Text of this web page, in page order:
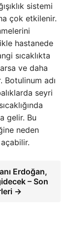
sistemi
çok etkilenir.
hastanede
sıcaklıkta
ve daha
Botulinum adı
seyri
gelir. Bu
neden
Erdoğan,
– Son
→